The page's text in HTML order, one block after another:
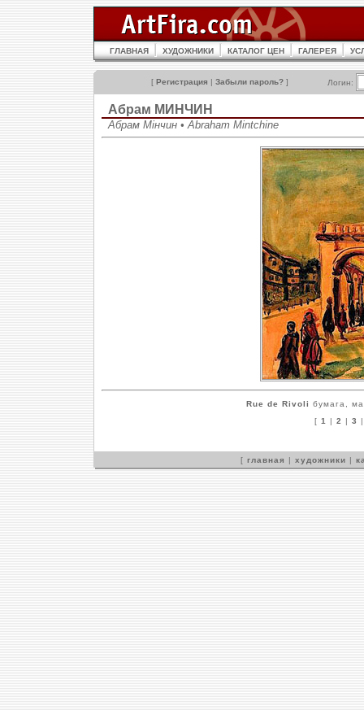
ГЛАВНАЯ ХУДОЖНИКИ КАТАЛОГ ЦЕН ГАЛЕРЕЯ
[ Регистрация | Забыли пароль? ] Логин:
Абрам МИНЧИН
Абрам Мінчин • Abraham Mintchine
Rue de Rivoli бумага,
[ 1 | 2 | 3
[ главная | художники |